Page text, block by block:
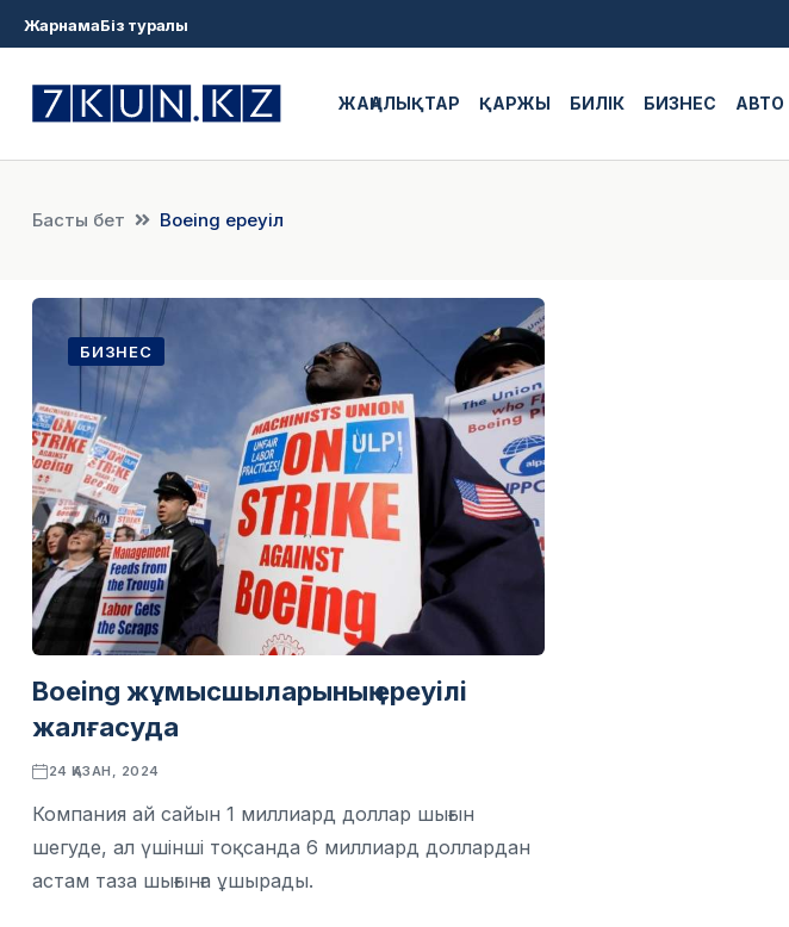
ЖарнамаБіз туралы
ЖАҢАЛЫҚТАР ҚАРЖЫ БИЛІК БИЗНЕС АВТО
Басты бет Boeing ереуіл
БИЗНЕС
Boeing жұмысшыларының ереуілі
жалғасуда
24 ҚАЗАН, 2024
Компания ай сайын 1 миллиард доллар шығын
шегуде, ал үшінші тоқсанда 6 миллиард доллардан
астам таза шығынға ұшырады.